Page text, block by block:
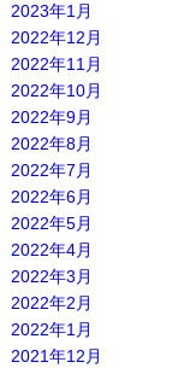
2023年1月
2022年12月
2022年11月
2022年10月
2022年9月
2022年8月
2022年7月
2022年6月
2022年5月
2022年4月
2022年3月
2022年2月
2022年1月
2021年12月